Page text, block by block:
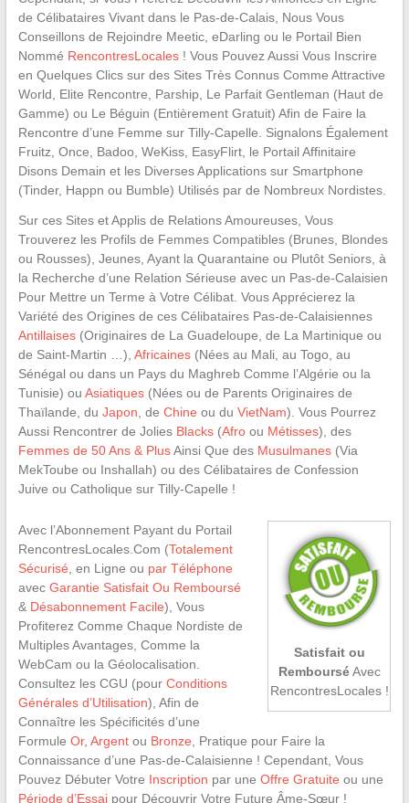
de Célibataires Vivant dans le Pas-de-Calais, Nous Vous
Conseillons de Rejoindre Meetic, eDarling ou le Portail Bien
Nommé RencontresLocales! Vous Pouvez Aussi Vous Inscrire
en Quelques Clics sur des Sites Très Connus Comme Attractive
World, Elite Rencontre, Parship, Le Parfait Gentleman (Haut de
Gamme) ou Le Béguin (Entièrement Gratuit) Afin de Faire la
Rencontre d’une Femme sur Tilly-Capelle. Signalons Également
Fruitz, Once, Badoo, WeKiss, EasyFlirt, le Portail Affinitaire
Disons Demain et les Diverses Applications sur Smartphone
(Tinder, Happn ou Bumble) Utilisés par de Nombreux Nordistes.
Sur ces Sites et Applis de Relations Amoureuses, Vous
Trouverez les Profils de Femmes Compatibles (Brunes, Blondes
ou Rousses), Jeunes, Ayant la Quarantaine ou Plutôt Seniors, à
la Recherche d’une Relation Sérieuse avec un Pas-de-Calaisien
Pour Mettre un Terme à Votre Célibat. Vous Apprécierez la
Variété des Origines de ces Célibataires Pas-de-Calaisiennes
Antillaises(Originaires de La Guadeloupe, de La Martinique ou
de Saint-Martin …), Africaines(Nées au Mali, au Togo, au
Sénégal ou dans un Pays du Maghreb Comme l’Algérie ou la
Tunisie) ou Asiatiques(Nées ou de Parents Originaires de
Thaïlande, du Japon , de Chine ou du VietNam). Vous Pourrez
Aussi Rencontrer de Jolies Blacks(Afroou Métisses), des
Femmes de 50 Ans & PlusAinsi Que des Musulmanes(Via
MekToube ou Inshallah) ou des Célibataires de Confession
Juive ou Catholique sur Tilly-Capelle !
Satisfait ou
RembourséAvec
RencontresLocales !
Avec l’Abonnement Payant du Portail
RencontresLocales.Com (Totalement
Sécurisé , en Ligne ou par Téléphone
avec Garantie Satisfait Ou Remboursé
& Désabonnement Facile), Vous
Profiterez Comme Chaque Nordiste de
Multiples Avantages, Comme la
WebCam ou la Géolocalisation.
Consultez les CGU (pour Conditions
Générales d’Utilisation), Afin de
Connaître les Spécificités d’une
Formule Or, Argentou Bronze , Pratique pour Faire la
Connaissance d’une Pas-de-Calaisienne ! Cependant, Vous
Pouvez Débuter Votre Inscription par une Offre Gratuite ou une
Période d’Essaipour Découvrir Votre Future Âme-Sœur !